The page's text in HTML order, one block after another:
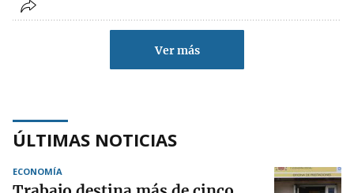
Ver más
ÚLTIMAS NOTICIAS
ECONOMÍA